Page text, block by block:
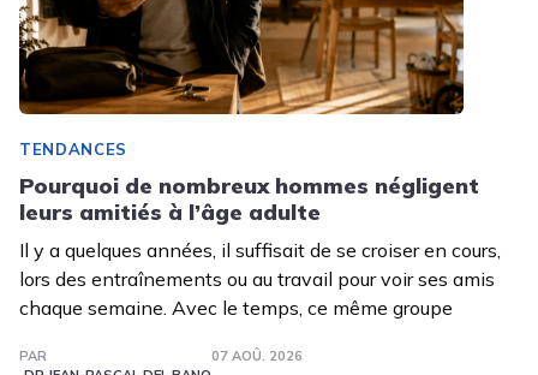
TENDANCES
Pourquoi de nombreux hommes négligent
leurs amitiés à l’âge adulte
Il y a quelques années, il suffisait de se croiser en cours,
lors des entraînements ou au travail pour voir ses amis
chaque semaine. Avec le temps, ce même groupe
PAR
07 AOÛ. 2026